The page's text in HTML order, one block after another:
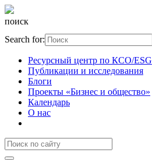
поиск
Search for:
Ресурсный центр по КСО/ESG
Публикации и исследования
Блоги
Проекты «Бизнес и общество»
Календарь
О нас